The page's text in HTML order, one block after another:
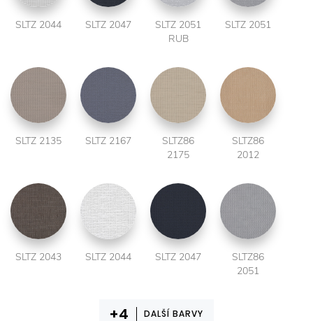
SLTZ 2044 SLTZ 2047
SLTZ 2051
RUB
SLTZ 2051
SLTZ 2135 SLTZ 2167
SLTZ86
2175
SLTZ86
2012
SLTZ 2043 SLTZ 2044 SLTZ 2047
SLTZ86
2051
DALŠÍ BARVY